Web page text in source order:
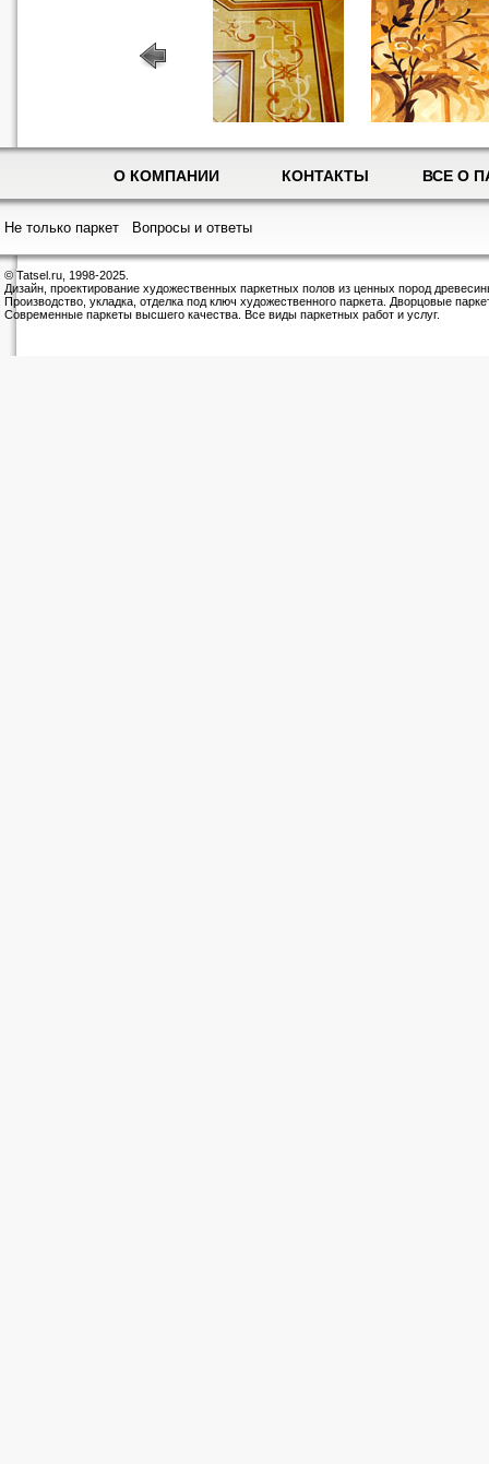
О КОМПАНИИ КОНТАКТЫ ВСЕ О
Не только паркет Вопросы и ответы
© Tatsel.ru, 1998-2025.
Дизайн, проектирование художественных паркетных полов из ценных пород
Производство, укладка, отделка под ключ художественного паркета. Дворцовые
Современные паркеты высшего качества. Все виды паркетных работ и услуг.